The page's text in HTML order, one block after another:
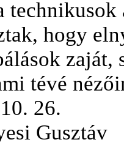
hogy
zaját,
tévé
26.
Gusztáv